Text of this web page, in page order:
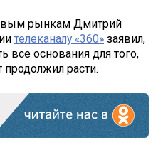
рынкам Дмитрий
телеканалу «360» заявил,
все основания для того,
расти.